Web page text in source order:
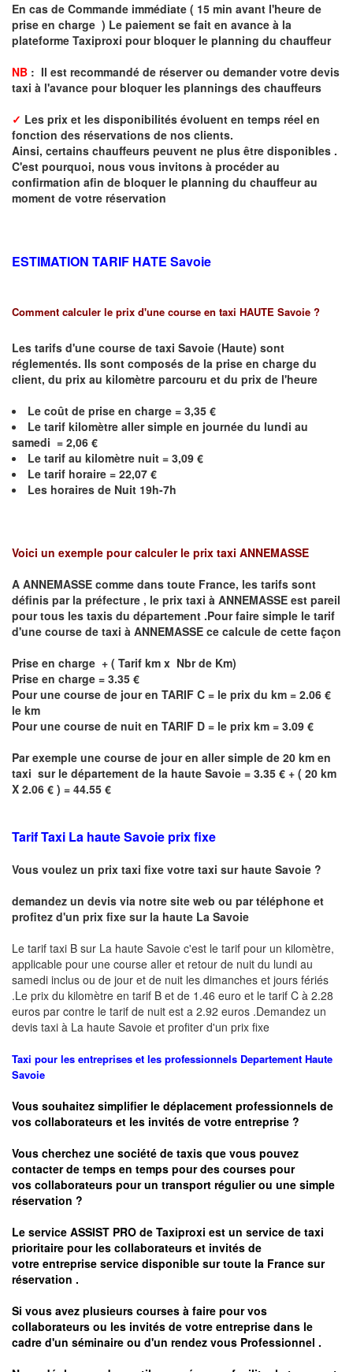
En cas de Commande immédiate ( 15 min avant l'heure de
prise en charge ) Le paiement se fait en avance à la
plateforme Taxiproxi pour bloquer le planning du chauffeur
NB : Il est recommandé de réserverou demandervotre devis
taxi à l'avance pour bloquer les plannings des chauffeurs
✓ Les prix et les disponibilités évoluent en temps réel en
fonction des réservations de nos clients.
Ainsi, certains chauffeurs peuvent ne plus être disponibles .
C'est pourquoi, nous vous invitons à procéder au
confirmation afin de bloquer le planning du chauffeur au
moment de votre réservation
ESTIMATION TARIF HATE Savoie
Comment calculer le prix d'une course en taxi HAUTE Savoie ?
Les tarifs d'une course de taxi Savoie (Haute) sont
réglementés. Ils sont composés de la prise en charge du
client, du prix au kilomètre parcouru et du prix de l'heure
Le coût de prise en charge = 3,35 €
Le tarif kilomètre aller simple en journée du lundi au
samedi = 2,06 €
Le tarif au kilomètre nuit = 3,09 €
Le tarif horaire = 22,07 €
Les horaires de Nuit 19h-7h
Voici un exemple pour calculer le prix taxi ANNEMASSE
A ANNEMASSE comme dans toute France, les tarifs sont
définis par la préfecture , le prix taxi à ANNEMASSE est pareil
pour tous les taxis du département .Pour faire simple le tarif
d'une course de taxi à ANNEMASSE ce calcule de cette façon
Prise en charge + ( Tarif km x Nbr de Km)
Prise en charge = 3.35 €
Pour une course de jour en TARIF C = le prix du km = 2.06 €
le km
Pour une course de nuit en TARIF D = le prix km = 3.09 €
Par exemple une course de jour en aller simple de 20 km en
taxi sur le département de la haute Savoie = 3.35 € + ( 20 km
X 2.06 € ) = 44.55 €
Tarif Taxi La haute Savoie prix fixe
Vous voulez un prix taxi fixe votre taxi sur haute Savoie ?
demandez un devis via notre site web ou par téléphone et
profitez d'un prix fixe sur la haute La Savoie
Le tarif taxi B sur La haute Savoie c'est le tarif pour un kilomètre,
applicable pour une course aller et retour de nuit du lundi au
samedi inclus ou de jour et de nuit les dimanches et jours fériés
.Le prix du kilomètre en tarif B et de 1.46 euro et le tarif C à 2.28
euros par contre le tarif de nuit est a 2.92 euros .Demandez un
devis taxi à La haute Savoie et profiter d'un prix fixe
Taxi pour les entreprises et les professionnels Departement Haute
Savoie
Vous souhaitez simplifier le déplacement professionnels de
vos collaborateurs et les invités de votre entreprise ?
Vous cherchez une société de taxis que vous pouvez
contacter de temps en temps pour des courses pour
vos collaborateurs pour un transport régulierou une simple
réservation ?
Le service ASSIST PRO de Taxiproxi est un service de taxi
prioritaire pour les collaborateurs et invités de
votre entreprise service disponible sur toute la France sur
réservation .
Si vous avez plusieurs courses à faire pour vos
collaborateurs ou les invités de votre entreprise dans le
cadre d'un séminaire ou d'un rendez vous Professionnel .